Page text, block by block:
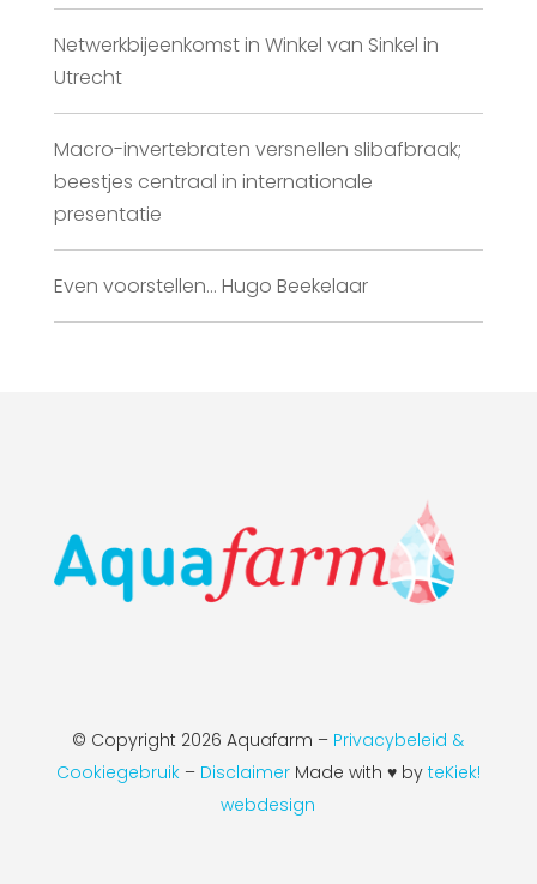
Netwerkbijeenkomst in Winkel van Sinkel in
Utrecht
Macro-invertebraten versnellen slibafbraak;
beestjes centraal in internationale
presentatie
Even voorstellen… Hugo Beekelaar
© Copyright 2026 Aquafarm – Privacybeleid &
Cookiegebruik– Disclaimer Made with ♥ by teKiek!
webdesign